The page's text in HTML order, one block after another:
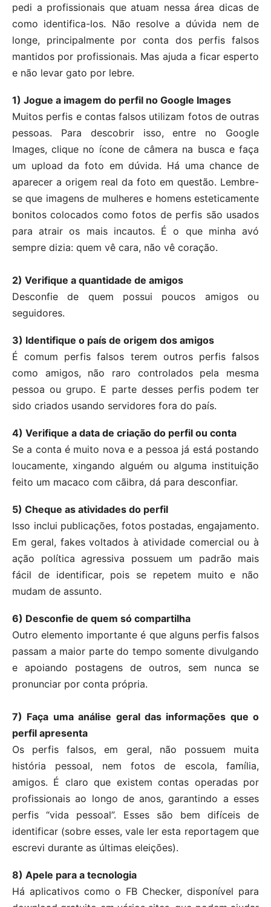
pedi a profissionais que atuam nessa área dicas de
como identifica-los. Não resolve a dúvida nem de
longe, principalmente por conta dos perfis falsos
mantidos por profissionais. Mas ajuda a ficar esperto
e não levar gato por lebre.
1) Jogue a imagem do perfil no Google Images
Muitos perfis e contas falsos utilizam fotos de outras
pessoas. Para descobrir isso, entre no Google
Images, clique no ícone de câmera na busca e faça
um upload da foto em dúvida. Há uma chance de
aparecer a origem real da foto em questão. Lembre-
se que imagens de mulheres e homens esteticamente
bonitos colocados como fotos de perfis são usados
para atrair os mais incautos. É o que minha avó
sempre dizia: quem vê cara, não vê coração.
2) Verifique a quantidade de amigos
Desconfie de quem possui poucos amigos ou
seguidores.
3) Identifique o país de origem dos amigos
É comum perfis falsos terem outros perfis falsos
como amigos, não raro controlados pela mesma
pessoa ou grupo. E parte desses perfis podem ter
sido criados usando servidores fora do país.
4) Verifique a data de criação do perfil ou conta
Se a conta é muito nova e a pessoa já está postando
loucamente, xingando alguém ou alguma instituição
feito um macaco com cãibra, dá para desconfiar.
5) Cheque as atividades do perfil
Isso inclui publicações, fotos postadas, engajamento.
Em geral, fakes voltados à atividade comercial ou à
ação política agressiva possuem um padrão mais
fácil de identificar, pois se repetem muito e não
mudam de assunto.
6) Desconfie de quem só compartilha
Outro elemento importante é que alguns perfis falsos
passam a maior parte do tempo somente divulgando
e apoiando postagens de outros, sem nunca se
pronunciar por conta própria.
7) Faça uma análise geral das informações que o
perfil apresenta
Os perfis falsos, em geral, não possuem muita
história pessoal, nem fotos de escola, família,
amigos. É claro que existem contas operadas por
profissionais ao longo de anos, garantindo a esses
perfis “vida pessoal”. Esses são bem difíceis de
identificar (sobre esses, vale ler esta reportagem que
escrevi durante as últimas eleições).
8) Apele para a tecnologia
Há aplicativos como o FB Checker, disponível para